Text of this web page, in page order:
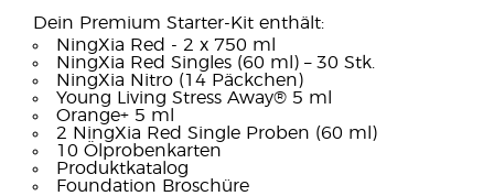
Dein Premium Starter-Kit enthält:
NingXia Red - 2 x 750 ml
NingXia Red Singles (60 ml) – 30 Stk.
NingXia Nitro (14 Päckchen)
Young Living Stress Away® 5 ml
Orange+ 5 ml
2 NingXia Red Single Proben (60 ml)
10 Ölprobenkarten
Produktkatalog
Foundation Broschüre